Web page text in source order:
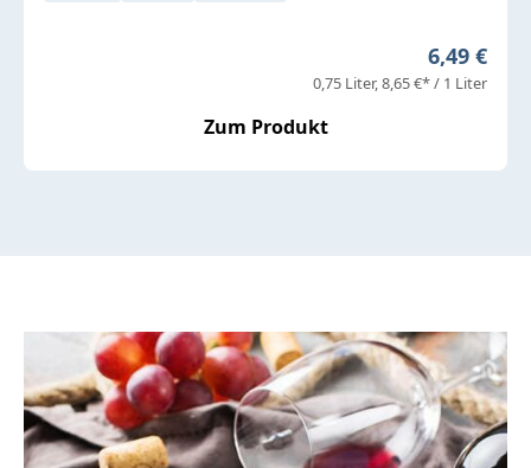
Regulärer
6,49 €
0,75 Liter 8,65 €* / 1 Liter
Zum Produkt